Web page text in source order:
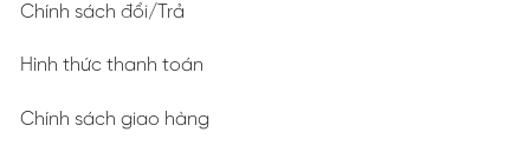
Chính sách đổi/Trả
Hình thức thanh toán
Chính sách giao hàng